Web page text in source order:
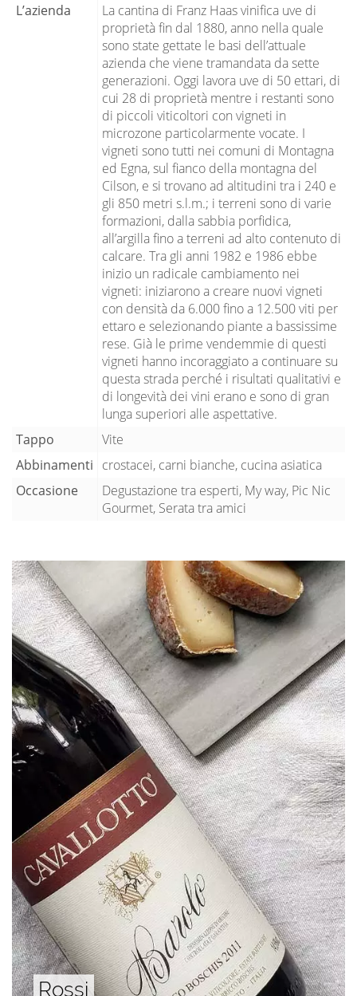
L’azienda
La cantina di Franz Haas vinifica uve di
proprietà fin dal 1880, anno nella quale
sono state gettate le basi dell’attuale
azienda che viene tramandata da sette
generazioni. Oggi lavora uve di 50 ettari, di
cui 28 di proprietà mentre i restanti sono
di piccoli viticoltori con vigneti in
microzone particolarmente vocate. I
vigneti sono tutti nei comuni di Montagna
ed Egna, sul fianco della montagna del
Cilson, e si trovano ad altitudini tra i 240 e
gli 850 metri s.l.m.; i terreni sono di varie
formazioni, dalla sabbia porfidica,
all’argilla fino a terreni ad alto contenuto di
calcare. Tra gli anni 1982 e 1986 ebbe
inizio un radicale cambiamento nei
vigneti: iniziarono a creare nuovi vigneti
con densità da 6.000 fino a 12.500 viti per
ettaro e selezionando piante a bassissime
rese. Già le prime vendemmie di questi
vigneti hanno incoraggiato a continuare su
questa strada perché i risultati qualitativi e
di longevità dei vini erano e sono di gran
lunga superiori alle aspettative.
Tappo
Vite
Abbinamenti crostacei, carni bianche, cucina asiatica
Occasione
Degustazione tra esperti, My way, Pic Nic
Gourmet, Serata tra amici
Rossi